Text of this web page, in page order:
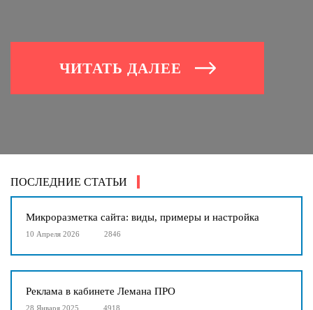
ЧИТАТЬ ДАЛЕЕ
ПОСЛЕДНИЕ СТАТЬИ
Микроразметка сайта: виды, примеры и настройка
10 Апреля 2026 2846
Реклама в кабинете Лемана ПРО
28 Января 2025 4918